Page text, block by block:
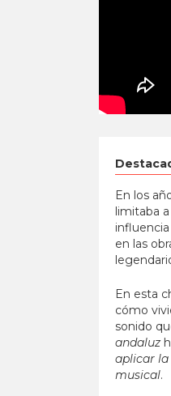
En los
limitaba
en las
En esta
cómo
sonido
andaluz
aplicar la
musical.